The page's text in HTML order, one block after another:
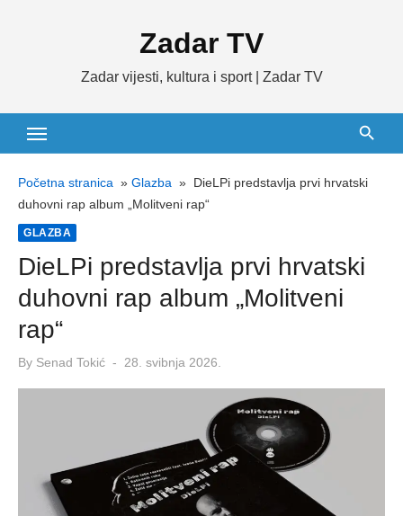
Zadar TV
Zadar vijesti, kultura i sport | Zadar TV
Početna stranica » Glazba » DieLPi predstavlja prvi hrvatski
duhovni rap album „Molitveni rap“
GLAZBA
DieLPi predstavlja prvi hrvatski
duhovni rap album „Molitveni
rap“
By Senad Tokić
Posted
28. svibnja 2026.